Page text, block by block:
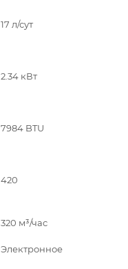
17 л/сут
2.34 кВт
7984 BTU
420
320 м³/час
Электронное